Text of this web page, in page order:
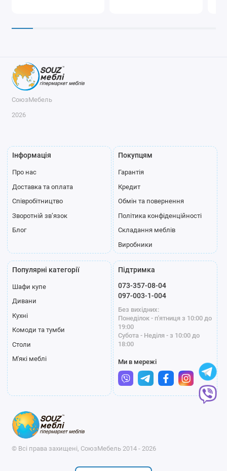
СоюзМебель
2026
Інформація
Про нас
Доставка та оплата
Співробітництво
Зворотній зв’язок
Блог
Покупцям
Гарантія
Кредит
Обмін та повернення
Політика конфіденційності
Складання меблів
Виробники
Популярні категорії
Шафи купе
Дивани
Кухні
Комоди та тумби
Столи
М'які меблі
Підтримка
073-357-08-04
097-003-1-004
Без вихідних:
Понеділок - п'ятниця з 10:00 до
19:00
Субота - Неділя - з 10:00 до
18:00
Ми в мережі
© Всі права захищені, СоюзМебель 2014 - 2026